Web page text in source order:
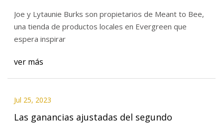
Joe y Lytaunie Burks son propietarios de Meant to Bee,
una tienda de productos locales en Evergreen que
espera inspirar
ver más
Jul 25, 2023
Las ganancias ajustadas del segundo